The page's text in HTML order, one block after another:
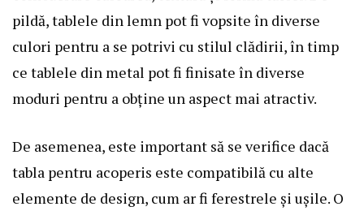
pildă, tablele din lemn pot fi vopsite în diverse
culori pentru a se potrivi cu stilul clădirii, în timp
ce tablele din metal pot fi finisate în diverse
moduri pentru a obține un aspect mai atractiv.
De asemenea, este important să se verifice dacă
tabla pentru acoperis este compatibilă cu alte
elemente de design, cum ar fi ferestrele și ușile. O